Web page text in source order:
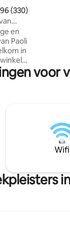
(330)
en
Paoli
in
1
voor
hebt
voor
Wifi